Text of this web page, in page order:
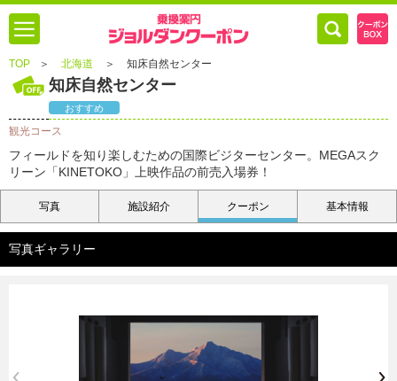
TOP ＞ 北海道 ＞ 知床自然センター
知床自然センター
おすすめ
観光コース
フィールドを知り楽しむための国際ビジターセンター。MEGAスク
リーン「KINETOKO」上映作品の前売入場券！
写真 施設紹介 クーポン 基本情報
写真ギャラリー